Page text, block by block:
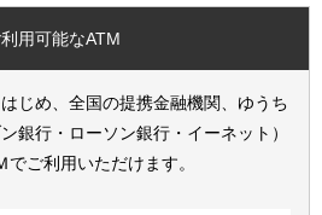
用可能なATM
じめ、全国の提携金融機関、ゆうち
銀行・ローソン銀行・イーネット）
でご利用いただけます。